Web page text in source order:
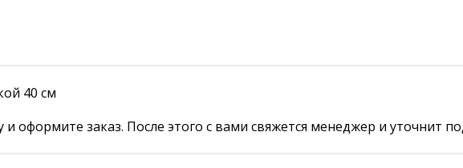
40 см
оформите заказ. После этого с вами свяжется менеджер и уточнит